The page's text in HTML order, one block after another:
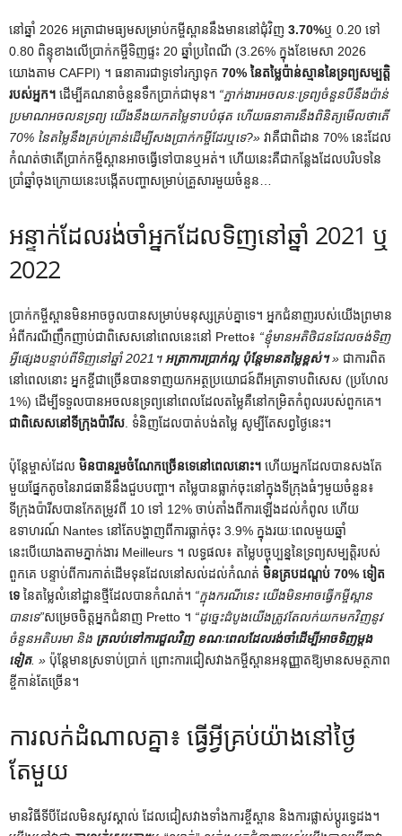
នៅឆ្នាំ 2026 អត្រាជាមធ្យមសម្រាប់កម្ចីស្ពាននឹងមាននៅជុំវិញ 3.70%ឬ 0.20 ទៅ
0.80 ពិន្ទុខាងលើប្រាក់កម្ចីទិញផ្ទះ 20 ឆ្នាំប្រពៃណី (3.26% ក្នុងខែមេសា 2026
យោងតាម ​​CAFPI) ។ ធនាគារជាទូទៅរក្សាទុក 70% នៃតម្លៃប៉ាន់ស្មាននៃទ្រព្យសម្បត្តិ
របស់អ្នក។ ដើម្បីគណនាចំនួនទឹកប្រាក់ជាមុន។ “ភ្នាក់ងារអចលនៈទ្រព្យចំនួនបីនឹងប៉ាន់
ប្រមាណអចលនទ្រព្យ យើងនឹងយកតម្លៃទាបបំផុត ហើយធនាគារនឹងពិនិត្យមើលថាតើ
70% នៃតម្លៃនឹងគ្រប់គ្រាន់ដើម្បីសងប្រាក់កម្ចីដែរឬទេ?» វាគឺជាពិដាន 70% នេះដែល
កំណត់ថាតើប្រាក់កម្ចីស្ពានអាចធ្វើទៅបានឬអត់។ ហើយនេះគឺជាកន្លែងដែលបរិបទនៃ
ប្រាំឆ្នាំចុងក្រោយនេះបង្កើតបញ្ហាសម្រាប់គ្រួសារមួយចំនួន…
អន្ទាក់ដែលរង់ចាំអ្នកដែលទិញនៅឆ្នាំ 2021 ឬ
2022
ប្រាក់កម្ចីស្ពានមិនអាចចូលបានសម្រាប់មនុស្សគ្រប់គ្នាទេ។ អ្នកជំនាញរបស់យើងព្រមាន
អំពីករណីញឹកញាប់ជាពិសេសនៅពេលនេះនៅ Pretto៖ “ខ្ញុំមានអតិថិជនដែលចង់ទិញ
អ្វីផ្សេងបន្ទាប់ពីទិញនៅឆ្នាំ 2021។អត្រាការប្រាក់ល្អ ប៉ុន្តែមានតម្លៃខ្ពស់។» ជាការពិត
នៅពេលនោះ អ្នកខ្ចីជាច្រើនបានទាញយកអត្ថប្រយោជន៍ពីអត្រាទាបពិសេស (ប្រហែល
1%) ដើម្បីទទួលបានអចលនទ្រព្យនៅពេលដែលតម្លៃគឺនៅកម្រិតកំពូលរបស់ពួកគេ។
ជាពិសេសនៅទីក្រុងប៉ារីស . ទំនិញដែលបាត់បង់តម្លៃ សូម្បីតែសព្វថ្ងៃនេះ។
ប៉ុន្តែ​ម្ចាស់​ដែល មិនបានរួមចំណែកច្រើនទេនៅពេលនោះ។ ហើយ​អ្នក​ដែល​បាន​សង​តែ​
មួយ​ផ្នែក​តូច​នៃ​រាជធានី​នឹង​ជួប​បញ្ហា។ តម្លៃបានធ្លាក់ចុះនៅក្នុងទីក្រុងធំៗមួយចំនួន៖
ទីក្រុងប៉ារីសបានកែតម្រូវពី 10 ទៅ 12% ចាប់តាំងពីការឡើងដល់កំពូល ហើយ
ឧទាហរណ៍ Nantes នៅតែបង្ហាញពីការធ្លាក់ចុះ 3.9% ក្នុងរយៈពេលមួយឆ្នាំ
នេះបើយោងតាមភ្នាក់ងារ Meilleurs ។ លទ្ធផល៖ តម្លៃបច្ចុប្បន្ននៃទ្រព្យសម្បត្តិរបស់
ពួកគេ បន្ទាប់ពីការកាត់ដើមទុនដែលនៅសល់ដល់កំណត់ មិនគ្របដណ្តប់ 70% ទៀត
ទេ នៃតម្លៃលំនៅដ្ឋានថ្មីដែលបានកំណត់។ “ក្នុងករណីនេះ យើងមិនអាចធ្វើកម្ចីស្ពាន
បានទេ”សម្រេចចិត្តអ្នកជំនាញ Pretto ។ “ដូច្នេះ​ដំបូង​យើង​ត្រូវ​តែ​លក់​យក​មកវិញ​នូវ​
ចំនួន​អតិបរមា និង ត្រលប់ទៅការជួលវិញ ខណៈពេលដែលរង់ចាំដើម្បីអាចទិញម្តង
ទៀត. » ប៉ុន្តែ​មាន​ស្រទាប់​ប្រាក់ ព្រោះ​ការ​ជៀសវាង​កម្ចី​ស្ពាន​អនុញ្ញាត​ឱ្យ​មាន​សមត្ថភាព​
ខ្ចី​កាន់តែច្រើន។
ការលក់ដំណាលគ្នា៖ ធ្វើអ្វីគ្រប់យ៉ាងនៅថ្ងៃ
តែមួយ
មានវិធីទីបីដែលមិនសូវស្គាល់ ដែលជៀសវាងទាំងការខ្ចីស្ពាន និងការផ្លាស់ប្តូរទ្វេដង។